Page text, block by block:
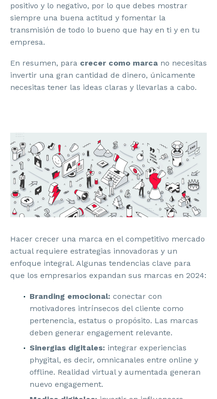
positivo y lo negativo, por lo que debes mostrar
siempre una buena actitud y fomentar la
transmisión de todo lo bueno que hay en ti y en tu
empresa.
En resumen, para crecer como marca no necesitas
invertir una gran cantidad de dinero, únicamente
necesitas tener las ideas claras y llevarlas a cabo.
Hacer crecer una marca en el competitivo mercado
actual requiere estrategias innovadoras y un
enfoque integral. Algunas tendencias clave para
que los empresarios expandan sus marcas en 2024:
Branding emocional: conectar con
motivadores intrínsecos del cliente como
pertenencia, estatus o propósito. Las marcas
deben generar engagement relevante.
Sinergias digitales: integrar experiencias
phygital, es decir, omnicanales entre online y
offline. Realidad virtual y aumentada generan
nuevo engagement.